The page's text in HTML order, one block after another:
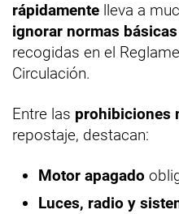
rápidamente lleva a
ignorar normas básicas
recogidas en el
Circulación.
Entre las prohibiciones
repostaje, destacan:
Motor apagado
Luces, radio y